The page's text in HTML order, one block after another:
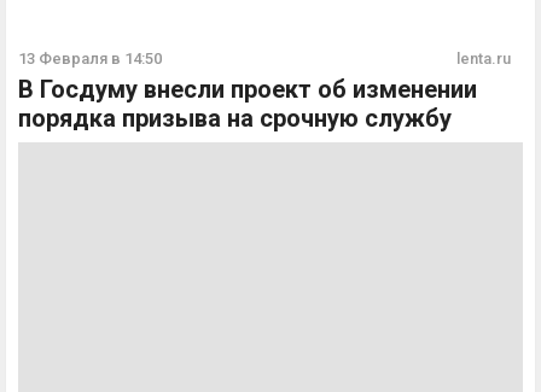
13 Февраля в 14:50 lenta.ru
В Госдуму внесли проект об изменении
порядка призыва на срочную службу